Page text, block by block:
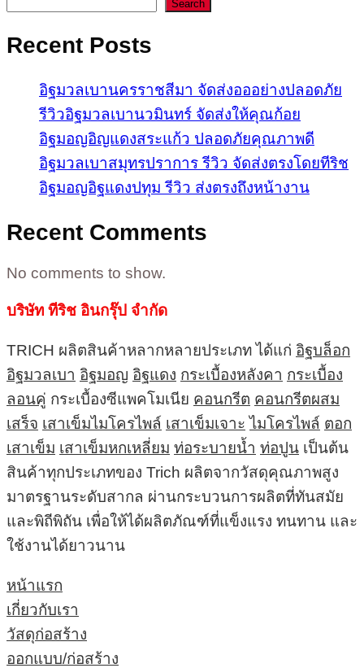
Search
Recent Posts
อิฐมวลเบานครราชสีมา จัดส่งอออย่างปลอดภัย
รีวิวอิฐมวลเบานวมินทร์ จัดส่งให้คุณก้อย
อิฐมอญอิญแดงสระแก้ว ปลอดภัยคุณภาพดี
อิฐมวลเบาสมุทรปราการ รีวิว จัดส่งตรงโดยทีริช
อิฐมอญอิฐแดงปทุม รีวิว ส่งตรงถึงหน้างาน
Recent Comments
No comments to show.
บริษัท ทีริช อินกรุ๊ป จำกัด
TRICH ผลิตสินค้าหลากหลายประเภท ได้แก่ อิฐบล็อก
อิฐมวลเบา อิฐมอญ อิฐแดง กระเบื้องหลังคา กระเบื้อง
ลอนคู่ กระเบื้องซีแพคโมเนีย คอนกรีต คอนกรีตผสม
เสร็จ เสาเข็มไมโครไพล์ เสาเข็มเจาะ ไมโครไพล์ ตอก
เสาเข็ม เสาเข็มหกเหลี่ยม ท่อระบายน้ำ ท่อปูน เป็นต้น
สินค้าทุกประเภทของ Trich ผลิตจากวัสดุคุณภาพสูง
มาตรฐานระดับสากล ผ่านกระบวนการผลิตที่ทันสมัย
และพิถีพิถัน เพื่อให้ได้ผลิตภัณฑ์ที่แข็งแรง ทนทาน และ
ใช้งานได้ยาวนาน
หน้าแรก
เกี่ยวกับเรา
วัสดุก่อสร้าง
ออกแบบ/ก่อสร้าง